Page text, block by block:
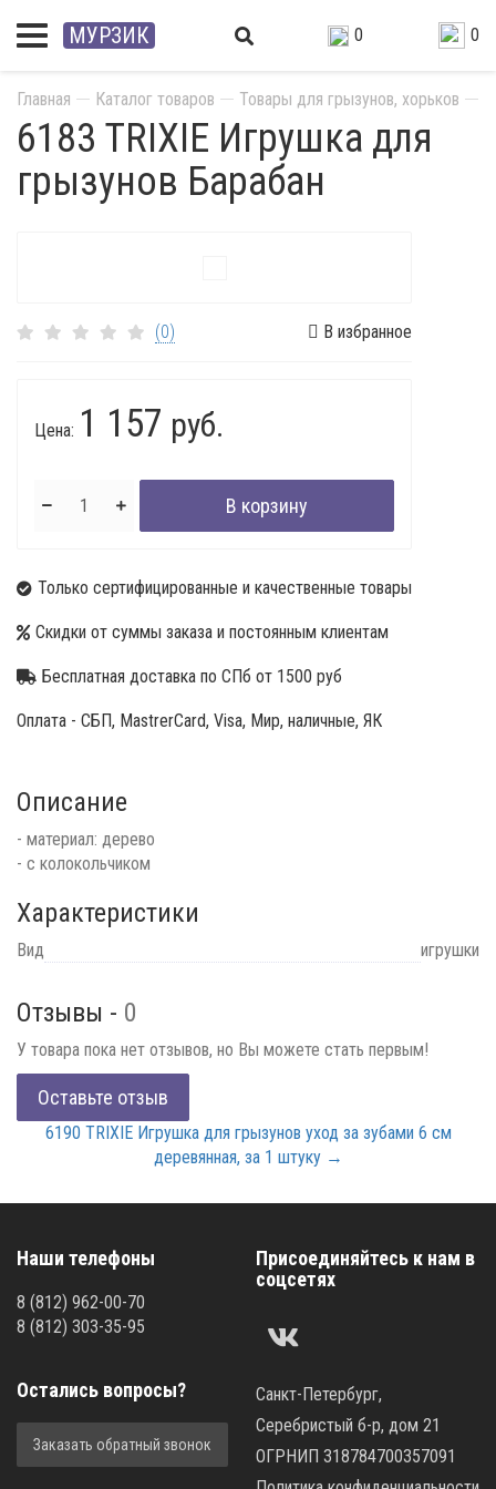
МУРЗИК 0 0
Главная Каталог товаров Товары для грызунов, хорьков
6183 TRIXIE Игрушка для
грызунов Барабан
(0) В избранное
Цена: 1 157 руб.
Только сертифицированные и качественные товары
Скидки от суммы заказа и постоянным клиентам
Бесплатная доставка по СПб от 1500 руб
Оплата - СБП, MastrerCard, Visa, Мир, наличные, ЯК
Описание
- материал: дерево
- с колокольчиком
Характеристики
Вид игрушки
Отзывы - 0
У товара пока нет отзывов, но Вы можете стать первым!
Оставьте отзыв
6190 TRIXIE Игрушка для грызунов уход за зубами 6 см
деревянная, за 1 штуку →
Наши телефоны
8 (812) 962-00-70
8 (812) 303-35-95
Присоединяйтесь к нам в
соцсетях
Остались вопросы?
Заказать обратный звонок
Санкт-Петербург,
Серебристый б-р, дом 21
ОГРНИП 318784700357091